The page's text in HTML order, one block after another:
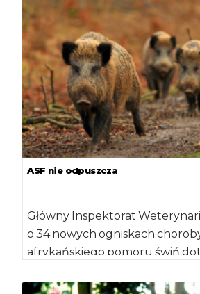
ASF nie odpuszcza
Główny Inspektorat
o 34 nowych ogniskach
afrykańskiego pomoru świń
Weterynaryjny w […]